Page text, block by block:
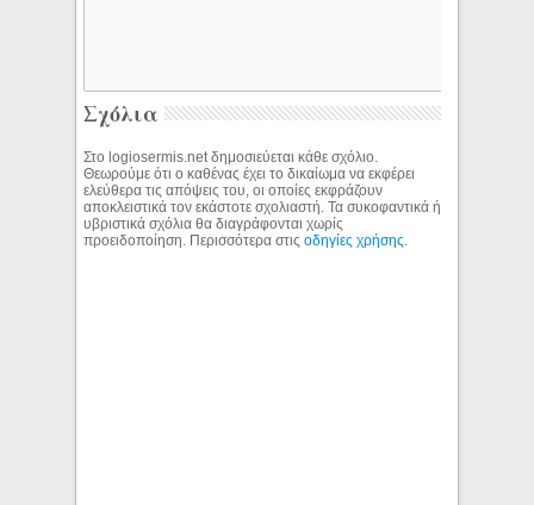
Σχόλια
Στο logiosermis.net δημοσιεύεται κάθε σχόλιο.
Θεωρούμε ότι ο καθένας έχει το δικαίωμα να εκφέρει
ελεύθερα τις απόψεις του, οι οποίες εκφράζουν
αποκλειστικά τον εκάστοτε σχολιαστή. Τα συκοφαντικά ή
υβριστικά σχόλια θα διαγράφονται χωρίς
προειδοποίηση. Περισσότερα στιςοδηγίες χρήσης